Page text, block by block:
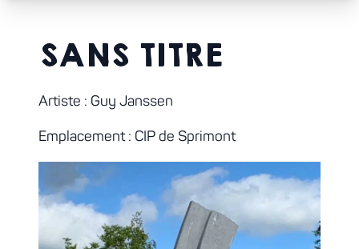
SANS TITRE
Artiste : Guy Janssen
Emplacement : CIP de Sprimont